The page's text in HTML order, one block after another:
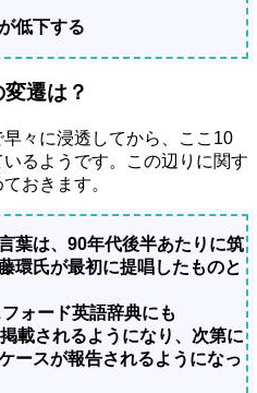
低下する
遷は？
々に浸透してから、ここ10
るようです。この辺りに関す
おきます。
葉は、90年代後半あたりに筑
環氏が最初に提唱したものと
ォード英語辞典にも
載されるようになり、次第に
ースが報告されるようになっ